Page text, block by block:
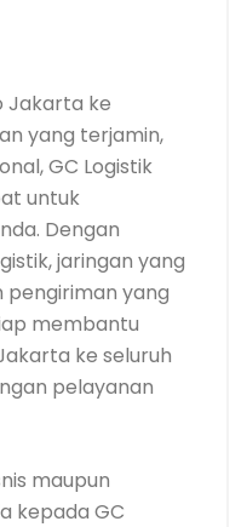
Jakarta ke
yang terjamin,
GC Logistik
untuk
Dengan
jaringan yang
yang
membantu
ke seluruh
pelayanan
maupun
kepada GC